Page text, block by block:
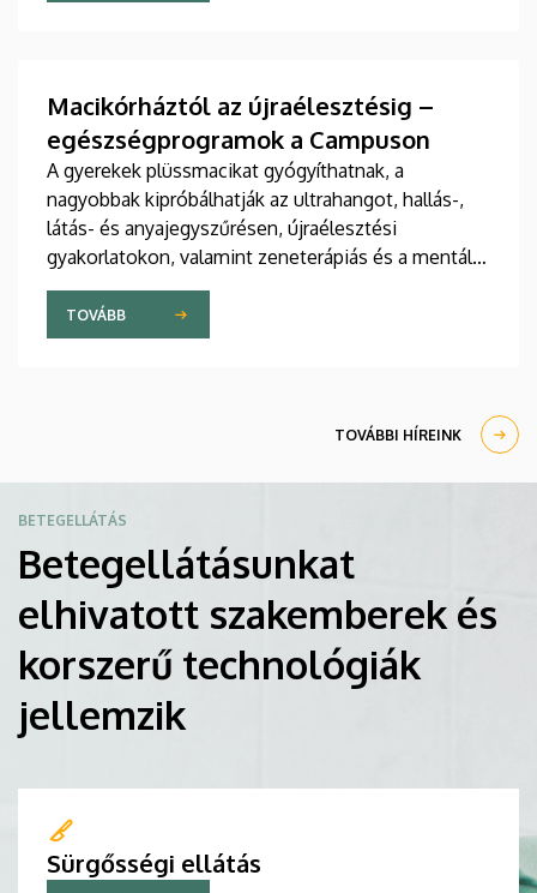
jelent meg tanulmány a világ egyik legrangosabb
szerzője a Debreceni Egyetem egyetemi tanára.
Macikórháztól az újraélesztésig –
egészségprogramok a Campuson
A gyerekek plüssmacikat gyógyíthatnak, a
nagyobbak kipróbálhatják az ultrahangot, hallás-,
látás- és anyajegyszűrésen, újraélesztési
gyakorlatokon, valamint zeneterápiás és a mentális
egészséget támogató prevenciós foglalkozásokon
is részt vehetnek a július 22-én kezdődő Campus
Fesztiválon. A Debreceni Egyetem Klinikai
Egyetem téren felállított faházaknál, illetve a
Központban.
TOVÁBB
TOVÁBBI HÍREINK
BETEGELLÁTÁS
Betegellátásunkat
elhivatott szakemberek és
korszerű technológiák
jellemzik
Sürgősségi ellátás